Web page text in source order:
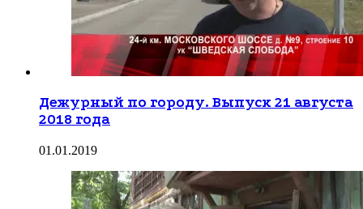
Дежурный по городу. Выпуск 21 августа
2018 года
01.01.2019